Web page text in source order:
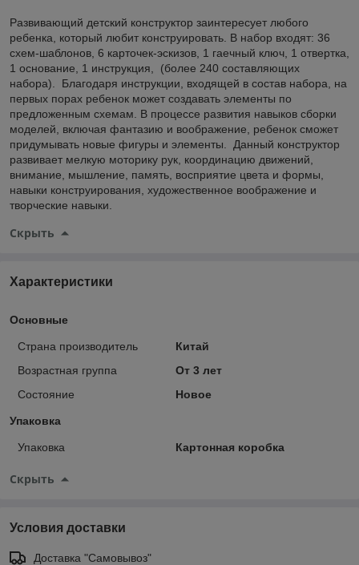
Развивающий детский конструктор заинтересует любого
ребенка, который любит конструировать. В набор входят: 36
схем-шаблонов, 6 карточек-эскизов, 1 гаечный ключ, 1 отвертка,
1 основание, 1 инструкция, (более 240 составляющих
набора). Благодаря инструкции, входящей в состав набора, на
первых порах ребенок может создавать элементы по
предложенным схемам. В процессе развития навыков сборки
моделей, включая фантазию и воображение, ребенок сможет
придумывать новые фигуры и элементы. Данный конструктор
развивает мелкую моторику рук, координацию движений,
внимание, мышление, память, восприятие цвета и формы,
навыки конструирования, художественное воображение и
творческие навыки.
Скрыть
Характеристики
Основные
Страна производитель
Китай
Возрастная группа
От 3 лет
Состояние
Новое
Упаковка
Упаковка Картонная коробка
Скрыть
Условия доставки
Доставка "Самовывоз"